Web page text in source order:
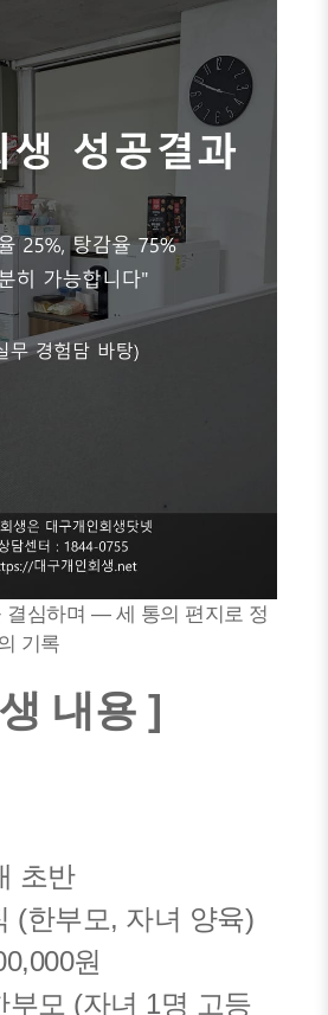
결심하며 — 세 통의 편지로 정
기록
내용 ]
초반
(한부모, 자녀 양육)
원
부모 (자녀 1명 고등